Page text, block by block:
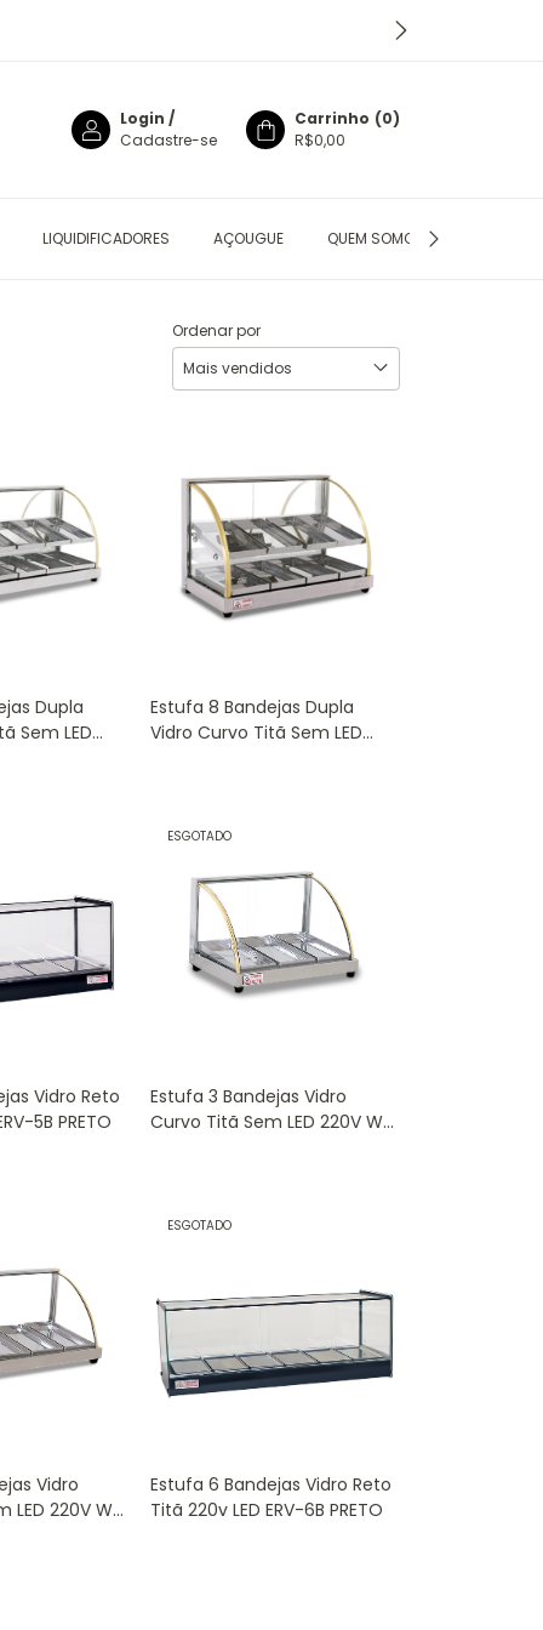
Login /
Cadastre-se
Carrinho (0)
R$0,00
LIQUIDIFICADORES AÇOUGUE QUEM SOMOS
Ordenar por
Dupla
Sem LED
Estufa 8 Bandejas Dupla
Vidro Curvo Titã Sem LED
Vidro Reto
5B PRETO
ESGOTADO
Estufa 3 Bandejas Vidro
Curvo Titã Sem LED 220V W-
Vidro
LED 220V W-
ESGOTADO
Estufa 6 Bandejas Vidro Reto
Titã 220v LED ERV-6B PRETO